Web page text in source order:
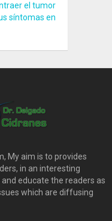
el tumor
síntomas en
My aim is to provides
in an interesting
educate the readers as
which are diffusing